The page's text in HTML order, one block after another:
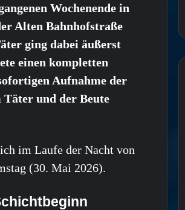
Wochenende in
Alten Bahnhofstraße
ging dabei äußerst
einen kompletten
Aufnahme der
und der Beute
im Laufe der Nacht von
(30. Mai 2026).